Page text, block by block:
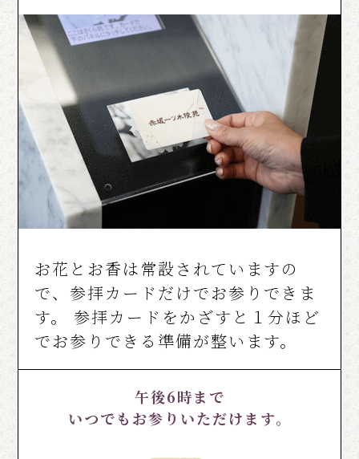
お花とお香は常設されていますの
で、参拝カードだけでお参りできま
す。 参拝カードをかざすと１分ほど
でお参りできる準備が整います。
午後6時まで
いつでもお参りいただけます。